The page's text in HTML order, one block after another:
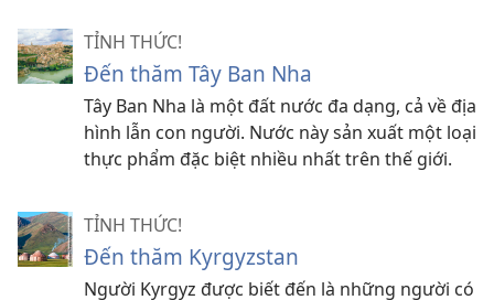
TỈNH THỨC!
Đến thăm Tây Ban Nha
Tây Ban Nha là một đất nước đa dạng, cả về địa
hình lẫn con người. Nước này sản xuất một loại
thực phẩm đặc biệt nhiều nhất trên thế giới.
TỈNH THỨC!
Đến thăm Kyrgyzstan
Người Kyrgyz được biết đến là những người có